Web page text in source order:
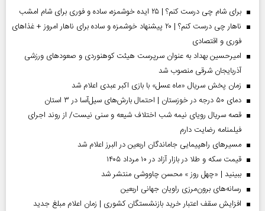
برای شام چی درست کنم؟ | ۲۵ ایده خوشمزه، ساده و فوری برای شام امشب
ناهار چی درست کنم؟ | ۲۰ پیشنهاد خوشمزه و ساده برای ناهار امروز + غذاهای
فوری و اقتصادی
امیرحسین بهداد به عنوان سرپرست هیئت کوهنوردی و صعودهای ورزشی
آذربایجان شرقی منصوب شد
زمان پخش سریال «ماه عسل» با بازی اکبر عبدی اعلام شد
دمای ۵۰ درجه در خوزستان | احتمال بارش‌های سیل‌آسا در ۳ استان
قصه سریال رویای نیمه شب اختلاف شیعه و سنی نیست/ از روند اجرای
فیلمنامه رضایت دارم
مسیر‌های راهپیمایی جاماندگان اربعین در البرز اعلام شد
قیمت سکه و طلا در بازار آزاد در ۱۰ مرداد ۱۴۰۵
ببینید | «چهل روز » محسن چاووشی منتشر شد
رسانه‌های برون‌مرزی راویان جهانی اربعین
افزایش سقف اعتبار خرید بازنشستگان کشوری | زمان اعلام مبلغ جدید